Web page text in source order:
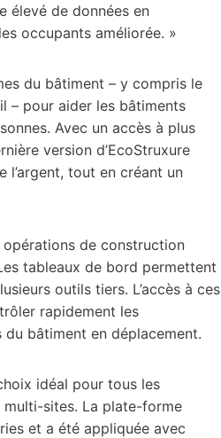
élevé de données en
occupants améliorée. »
du bâtiment – y compris le
– pour aider les bâtiments
Avec un accès à plus
version d’EcoStruxure
l’argent, tout en créant un
de construction
tableaux de bord permettent
outils tiers. L’accès à ces
rapidement les
bâtiment en déplacement.
idéal pour tous les
sites. La plate-forme
et a été appliquée avec